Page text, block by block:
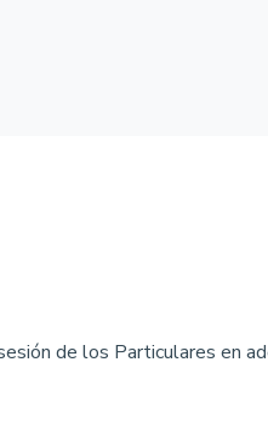
de los Particulares en